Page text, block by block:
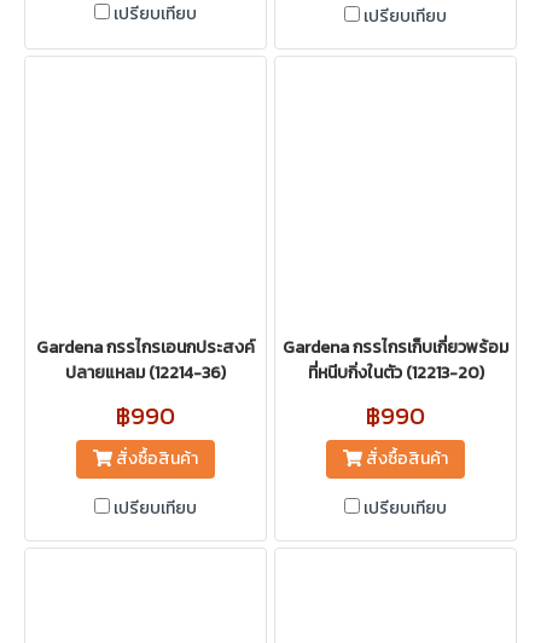
เปรียบเทียบ
เปรียบเทียบ
Gardena กรรไกรเอนกประสงค์
ปลายแหลม (12214-36)
฿990
สั่งซื้อสินค้า
เปรียบเทียบ
Gardena กรรไกรเก็บเกี่ยวพร้อม
ที่หนีบกิ่งในตัว (12213-20)
฿990
สั่งซื้อสินค้า
เปรียบเทียบ